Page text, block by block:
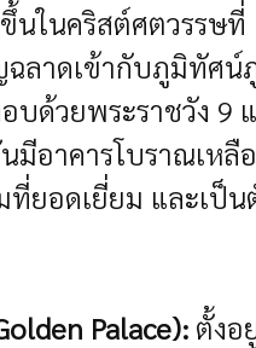
นในคริสต์ศตวรร
าดเข้ากับภูมิทัศน์
ด้วยพระราชวัง 9
อาคารโบราณเหลื
ยอดเยี่ยม และเป็
Palace): ตั้งอ